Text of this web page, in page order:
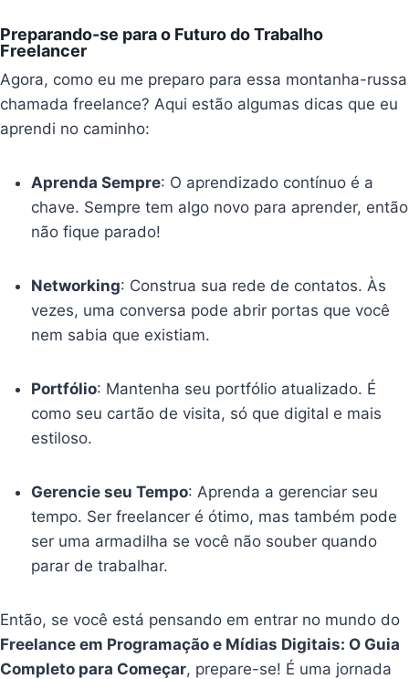
Preparando-se para o Futuro do Trabalho
Freelancer
Agora, como eu me preparo para essa montanha-russa
chamada freelance? Aqui estão algumas dicas que eu
aprendi no caminho:
Aprenda Sempre: O aprendizado contínuo é a
chave. Sempre tem algo novo para aprender, então
não fique parado!
Networking: Construa sua rede de contatos. Às
vezes, uma conversa pode abrir portas que você
nem sabia que existiam.
Portfólio: Mantenha seu portfólio atualizado. É
como seu cartão de visita, só que digital e mais
estiloso.
Gerencie seu Tempo: Aprenda a gerenciar seu
tempo. Ser freelancer é ótimo, mas também pode
ser uma armadilha se você não souber quando
parar de trabalhar.
Então, se você está pensando em entrar no mundo do
Freelance em Programação e Mídias Digitais: O Guia
Completo para Começar, prepare-se! É uma jornada